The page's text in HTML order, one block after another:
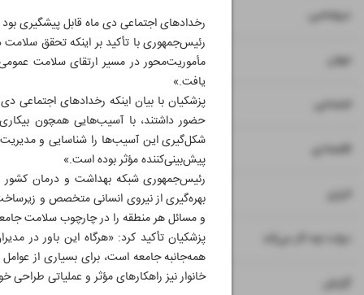
رخدادهای اجتماعی دی ماه قابل پیشگیری بود
رئیس‌جمهوری با تأکید بر اینکه تحقق سلامت
مأموریت‌محور در مسیر ارتقای سلامت
یافت.»
پزشکیان با بیان اینکه رخدادهای
حضور داشتند، با آسیب‌هایی همچون
شکل‌گیری این آسیب‌ها را شناسایی و مدیریت
پیش‌بینی‌کننده مؤثر بوده است.»
رئیس‌جمهوری شبکه بهداشت و درمان کشور
بهره‌گیری از نیروی انسانی متخصص و
و مسائل هر منطقه را در چارچوب سلامت
پزشکیان تأکید کرد: «هرگاه این باور در
همه‌جانبه جامعه است، برای بسیاری از
خانوار نیز راهکارهای مؤثر و عملیاتی طراحی
دیپلماسی ۴
جهان ۵
اجتماعی ۶
اقتصادی ۷
انرژی ۸
دولت چه کار می‌کند ۹
گزارش ۱۰